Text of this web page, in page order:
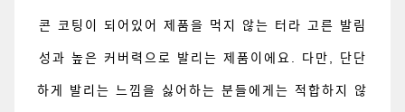
콘 코팅이 되어있어 제품을 먹지 않는 터라 고른 발림
성과 높은 커버력으로 발리는 제품이에요. 다만, 단단
하게 발리는 느낌을 싫어하는 분들에게는 적합하지 않